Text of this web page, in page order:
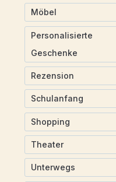
Möbel
Personalisierte
Geschenke
Rezension
Schulanfang
Shopping
Theater
Unterwegs